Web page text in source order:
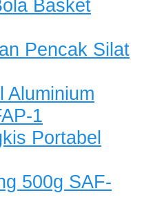
Basket
Pencak Silat
Aluminium
1
Portabel
500g SAF-